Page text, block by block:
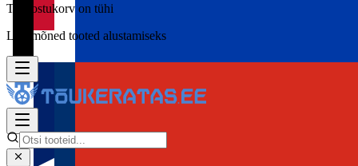
Teie ostukorv on tühi
Lisa mõned tooted alustamiseks